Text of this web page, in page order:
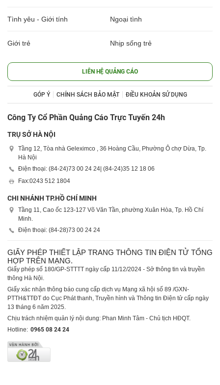
Tình yêu - Giới tính Ngoại tình
Giới trẻ Nhịp sống trẻ
LIÊN HỆ QUẢNG CÁO
GÓP Ý CHÍNH SÁCH BẢO MẬT ĐIỀU KHOẢN SỬ DỤNG
Công Ty Cổ Phần Quảng Cáo Trực Tuyến 24h
TRỤ SỞ HÀ NỘI
Tầng 12, Tòa nhà Geleximco , 36 Hoàng Cầu, Phường Ô chợ Dừa, Tp.
Hà Nội
Điện thoại: (84-24)73 00 24 24 | (84-24)35 12 18 06
Fax:0243 512 1804
CHI NHÁNH TP.HỒ CHÍ MINH
Tầng 11, Cao ốc 123-127 Võ Văn Tần, phường Xuân Hòa, Tp. Hồ Chí
Minh.
Điện thoại: (84-28)73 00 24 24
GIẤY PHÉP THIẾT LẬP TRANG THÔNG TIN ĐIỆN TỬ TỔNG
HỢP TRÊN MẠNG.
Giấy phép số 180/GP-STTTT ngày cấp 11/12/2024 - Sở thông tin và truyền
thông Hà Nội.
Giấy xác nhận thông báo cung cấp dịch vụ Mạng xã hội số 89 /GXN-
PTTH&TTĐT do Cục Phát thanh, Truyền hình và Thông tin Điện tử cấp ngày
13 tháng 6 năm 2025.
Chịu trách nhiệm quản lý nội dung: Phan Minh Tâm - Chủ tịch HĐQT.
Hotline: 0965 08 24 24